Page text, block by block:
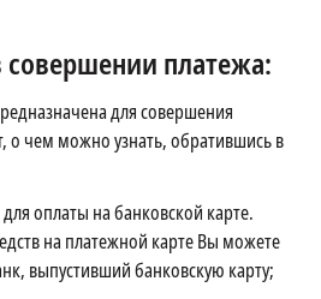
совершении платежа:
для совершения
о чем можно узнать, обратившись в
оплаты на банковской карте.
на платежной карте Вы можете
выпустивший банковскую карту;